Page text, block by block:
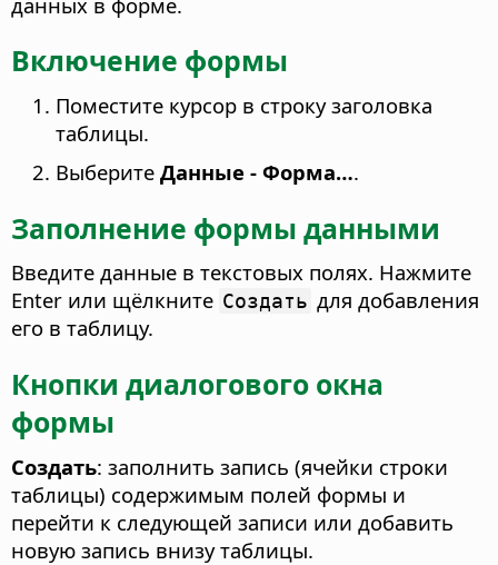
Включение формы
Поместите курсор в строку заголовка
таблицы.
Выберите Данные - Форма….
Заполнение формы данными
Введите данные в текстовых полях. Нажмите
Enter или щёлкните Создать для добавления
его в таблицу.
Кнопки диалогового окна
формы
Создать: заполнить запись (ячейки строки
таблицы) содержимым полей формы и
перейти к следующей записи или добавить
новую запись внизу таблицы.